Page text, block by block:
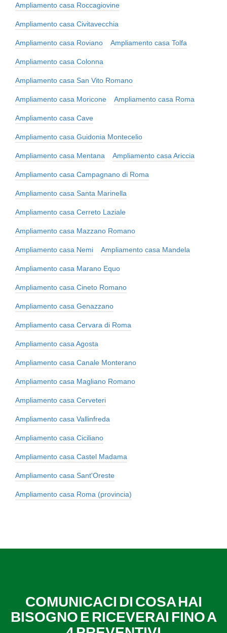
Ampliamento casa Roccagiovine
Ampliamento casa Civitavecchia
Ampliamento casa Roviano Ampliamento casa Tolfa
Ampliamento casa Colonna
Ampliamento casa San Vito Romano
Ampliamento casa Moricone Ampliamento casa Roma
Ampliamento casa Cave
Ampliamento casa Guidonia Montecelio
Ampliamento casa Mentana Ampliamento casa Ariccia
Ampliamento casa Campagnano di Roma
Ampliamento casa Santa Marinella
Ampliamento casa Cerreto Laziale
Ampliamento casa Mazzano Romano
Ampliamento casa Nemi Ampliamento casa Mandela
Ampliamento casa Marano Equo
Ampliamento casa Cineto Romano
Ampliamento casa Genazzano
Ampliamento casa Cervara di Roma
Ampliamento casa Agosta
Ampliamento casa Canale Monterano
Ampliamento casa Magliano Romano
Ampliamento casa Cerveteri
Ampliamento casa Vallinfreda
Ampliamento casa Ciciliano
Ampliamento casa Castel Madama
Ampliamento casa Sant'Oreste
Ampliamento casa Roma (provincia)
COMUNICACI DI COSA HAI
BISOGNO E RICEVERAI FINO A